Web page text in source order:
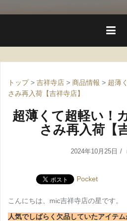
トップ> 吉祥寺店 > 商品情報 > 超薄
さみ再入荷【吉祥寺店】
超薄くて超軽い！
さみ再入荷【
2024年10月25日
Pocket
こんにちは、mic吉祥寺店の星です。
人気でしばらく欠品していたアイテ